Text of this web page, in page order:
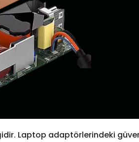
Laptop adaptörlerindeki